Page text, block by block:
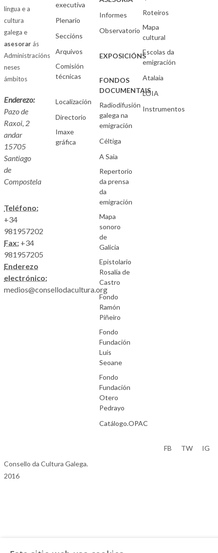
lingua e a
cultura
galega e
asesorarás
Administracións
neses
ámbitos
Enderezo:
Pazo de
Raxoi, 2
andar
15705
Santiago
de
Compostela
Teléfono:
+34
981957202
Fax: +34
981957205
Enderezo
electrónico:
medios@consellodacultura.org
executiva
Plenario
Seccións
Arquivos
Comisión
técnicas
Localización
Directorio
Imaxe
gráfica
Informes
Observatorio
EXPOSICIÓNS
FONDOS
DOCUMENTAIS
Radiodifusión
galega na
emigración
Céltiga
A Saia
Repertorio
da prensa
da
emigración
Mapa
sonoro
de
Galicia
Epistolario
Rosalía de
Castro
Fondo
Ramón
Piñeiro
Fondo
Fundación
Luís
Seoane
Fondo
Fundación
Otero
Pedrayo
Catálogo.OPAC
Roteiros
Mapa
cultural
Escolas da
emigración
Atalaia
LOIA
Instrumentos
Consello da Cultura Galega.
2016
FB TW IG